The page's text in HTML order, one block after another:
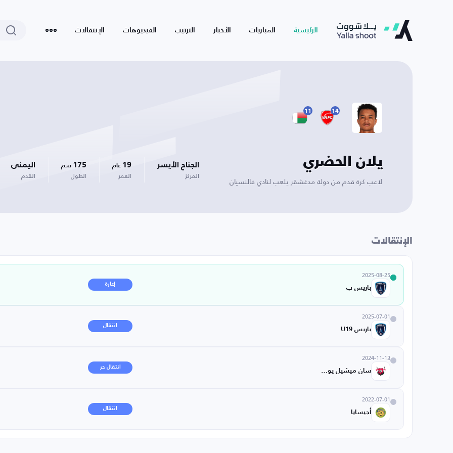
الرئيسية المباريات الأخبار الترتيب الفيديوهات الإنتقالات
14
11
يلان الحضري
لاعب كرة قدم من دولة مدغشقر يلعب لنادي فالنسيان
الجناح الأيسر
المركز
19 عام
العمر
175 سم
الطول
اليمنى
القدم
الإنتقالات
2025-08-25
باريس ب
إعارة
2025-07-01
باريس U19
انتقال
2024-11-13
سان ميشيل يونايتد
انتقال حر
2022-07-01
أجيسايا
انتقال